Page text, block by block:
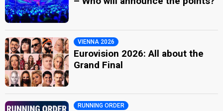
VIENNA 2026
Eurovision 2026: All about the
Grand Final
RUNNING ORDER